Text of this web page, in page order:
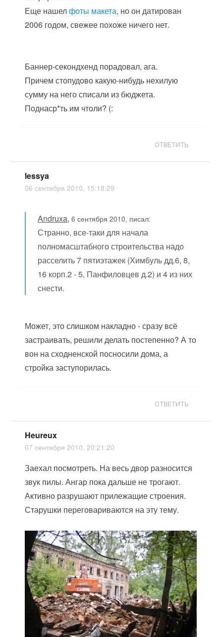
Еще нашелфоты макета, но он датирован
2006 годом, свежее похоже ничего нет.
Баннер-секондхенд порадовал, ага.
Причем стопудово какую-нибудь нехилую
сумму на него списали из бюджета.
Поднаср*ть им чтоли? (:
ОТВЕТИТЬ
lessya
06 сентября 2010, 15:18:29
Andruxa,6 сентября 2010, писал:
Странно, все-таки для начала
полномасштабного строительства надо
расселить 7 пятиэтажек (Химбуль дд.6, 8,
16 корп.2 - 5, Панфиловцев д.2) и 4 из них
снести.
Может, это слишком накладно - сразу всё
застраивать, решили делать постепенно? А то
вон на сходненской посносили дома, а
стройка заступорилась.
ОТВЕТИТЬ
Heureux
07 сентября 2010, 20:21:20
Заехал посмотреть. На весь двор разносится
звук пилы. Ангар пока дальше не трогают.
Активно разрушают прилежащие строения.
Старушки переговариваются на эту тему.